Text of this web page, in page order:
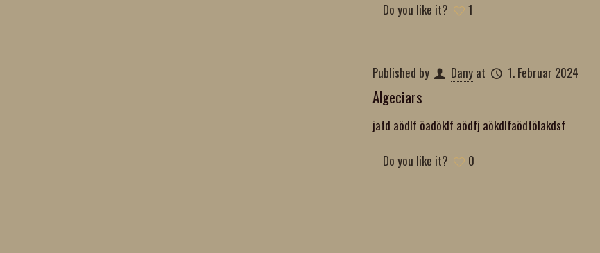
Do you like it? 1
Published by Dany at 1. Februar 2024
Algeciars
jafd aödlf öadöklf aödfj aökdlfaödfölakdsf
Do you like it? 0